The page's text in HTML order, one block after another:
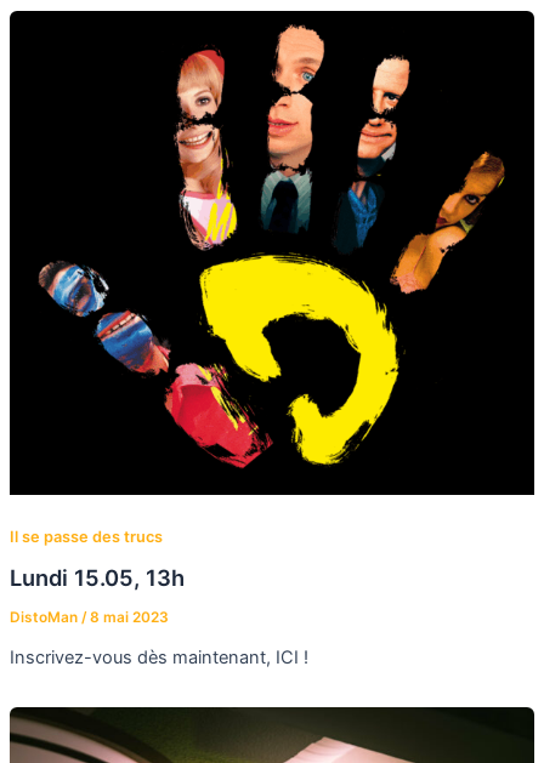
Il se passe des trucs
Lundi 15.05, 13h
DistoMan /8 mai 2023
Inscrivez-vous dès maintenant, ICI !